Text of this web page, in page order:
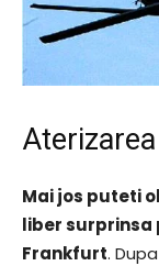
Mai jos puteti
liber surprinsa
Frankfurt.